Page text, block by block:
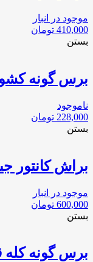
موجود در انبار
410,000 تومان
بستن
برس گونه
ناموجود
228,000 تومان
بستن
براش کانتور
موجود در انبار
600,000 تومان
بستن
برس گونه کله